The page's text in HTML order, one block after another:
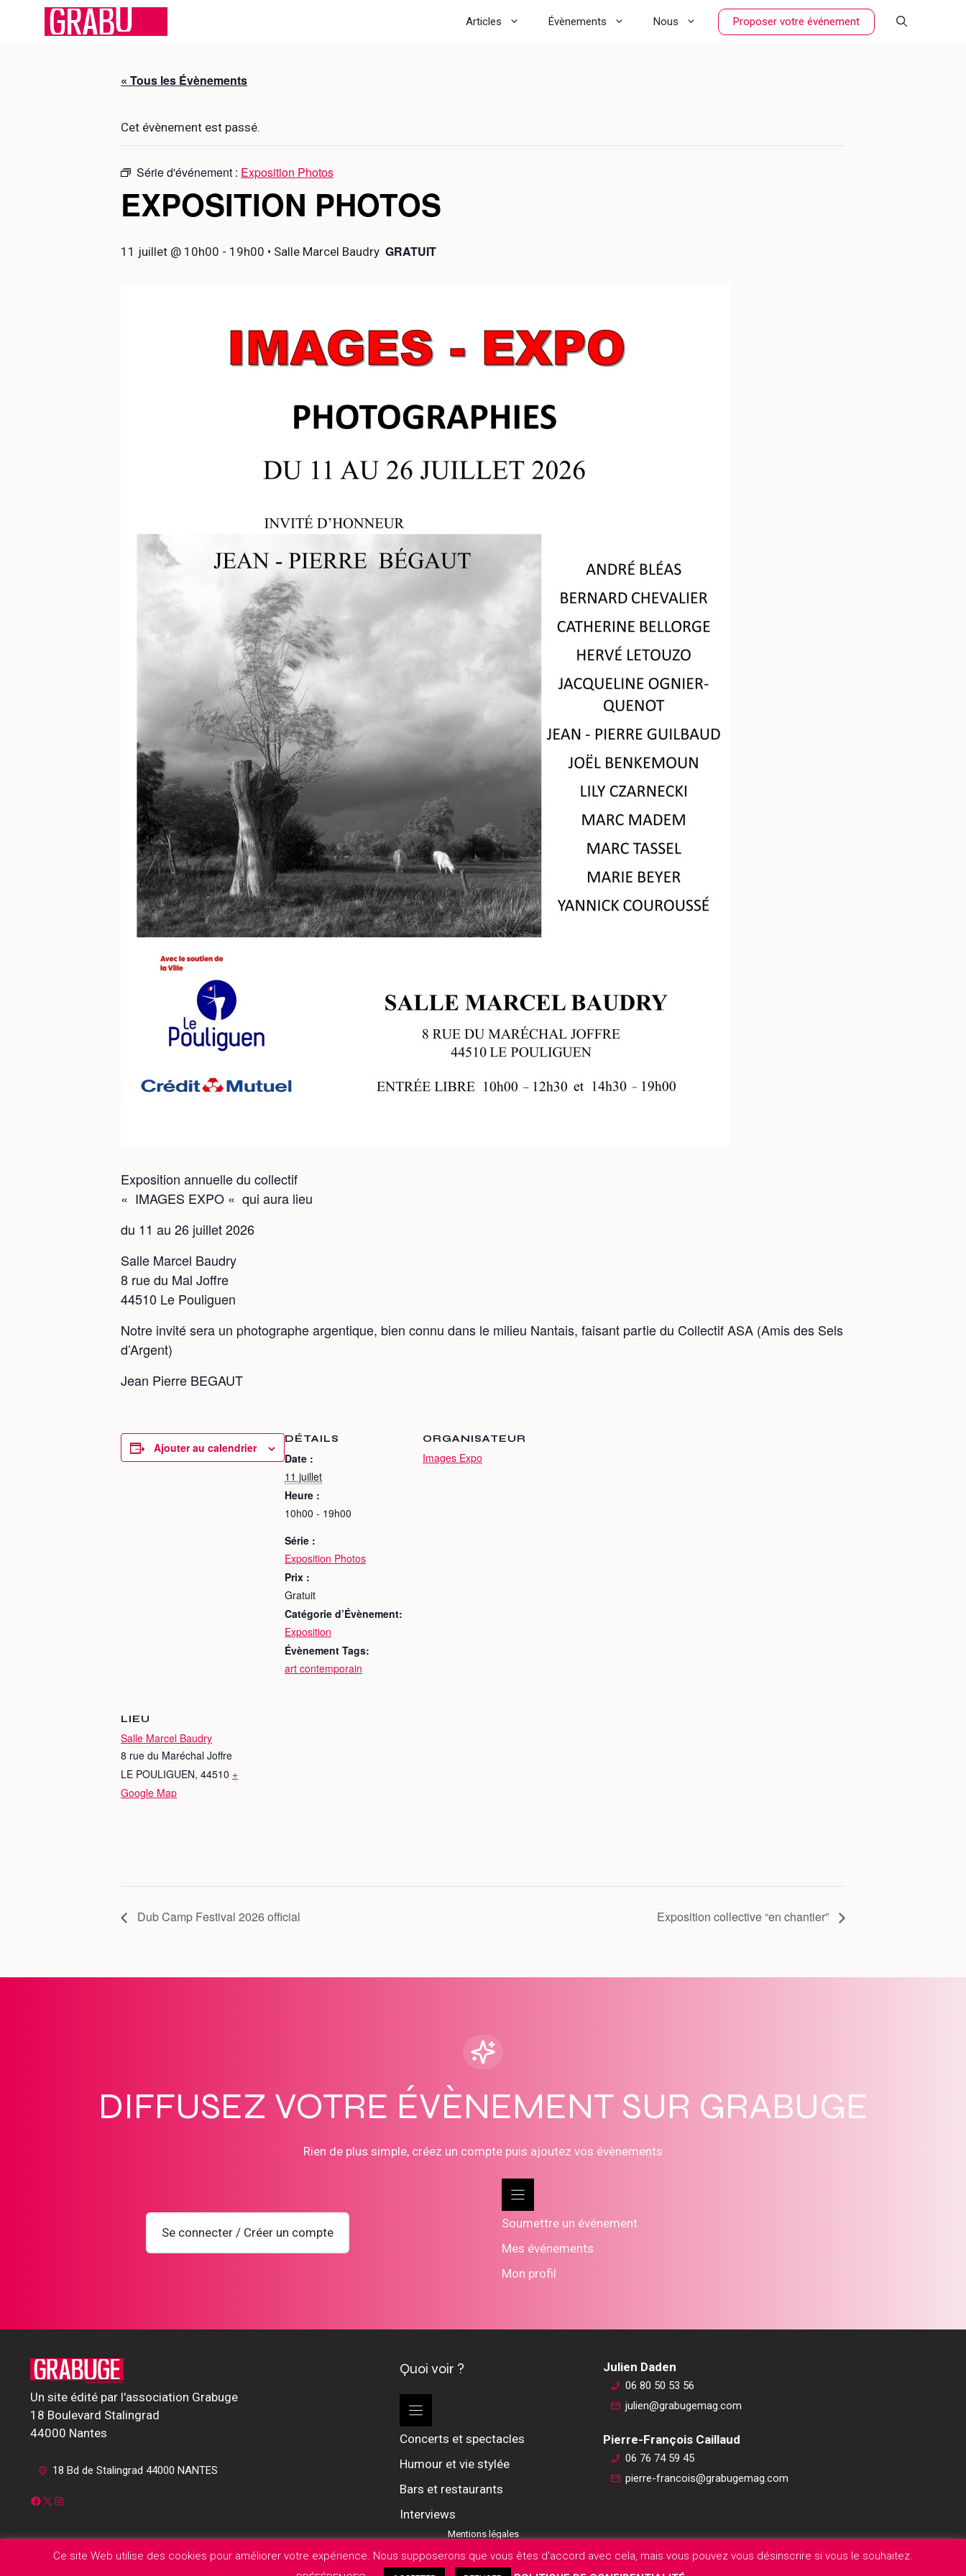
Articles Évènements Nous Proposer votre événement
« Tous les Évènements
Cet évènement est passé.
Série d'événement : Exposition Photos
EXPOSITION PHOTOS
11 juillet @ 10h00 - 19h00 GRATUIT
• Salle Marcel Baudry
Exposition annuelle du collectif
« IMAGES EXPO « qui aura lieu
du 11 au 26 juillet 2026
Salle Marcel Baudry
8 rue du Mal Joffre
44510 Le Pouliguen
Notre invité sera un photographe argentique, bien connu dans le milieu Nantais, faisant partie du Collectif ASA (Amis des Sels
d’Argent)
Jean Pierre BEGAUT
Ajouter au calendrier
DÉTAILS
Date :
11 juillet
Heure :
10h00 - 19h00
Série :
Exposition Photos
Prix :
Gratuit
Catégorie d’Évènement:
Exposition
Évènement Tags:
art contemporain
ORGANISATEUR
Images Expo
LIEU
Salle Marcel Baudry
8 rue du Maréchal Joffre
LE POULIGUEN, 44510 +
Google Map
Dub Camp Festival 2026 official Exposition collective “en chantier”
DIFFUSEZ VOTRE ÉVÈNEMENT SUR GRABUGE
Rien de plus simple, créez un compte puis ajoutez vos évènements
Se connecter / Créer un compte
Soumettre un événement
Mes événements
Mon profil
Un site édité par l'association Grabuge
18 Boulevard Stalingrad
44000 Nantes
18 Bd de Stalingrad 44000 NANTES
Facebook
X Instagram
Quoi voir ?
Concerts et spectacles
Humour et vie stylée
Bars et restaurants
Interviews
Julien Daden
06 80 50 53 56
julien@grabugemag.com
Pierre-François Caillaud
06 76 74 59 45
pierre-francois@grabugemag.com
Mentions légales
Ce site Web utilise des cookies pour améliorer votre expérience. Nous supposerons que vous êtes d'accord avec cela, mais vous pouvez vous désinscrire si vous le souhaitez.